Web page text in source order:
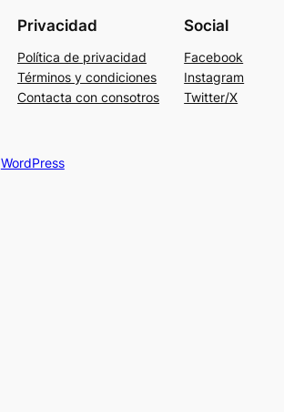
Privacidad
Política de privacidad
Términos y condiciones
Contacta con consotros
Social
Facebook
Instagram
Twitter/X
WordPress